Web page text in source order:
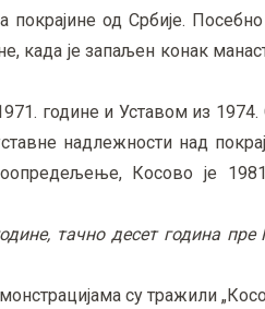
покрајине од Србије.
када је запаљен конак
године и Уставом из 1974.
надлежности над
Косово је
тачно десет година пре
су тражили